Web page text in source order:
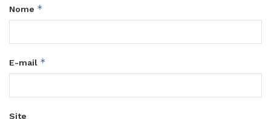
Nome *
E-mail *
Site